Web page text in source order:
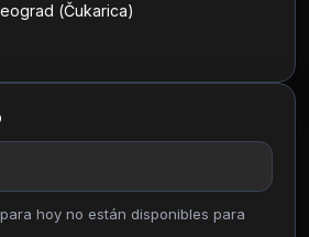
(Čukarica)
hoy no están disponibles para